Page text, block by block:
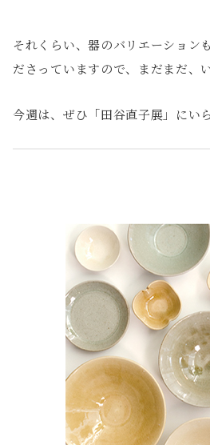
それくらい、器のバリエーション
ださっていますので、まだまだ、
今週は、ぜひ「田谷直子展」にい